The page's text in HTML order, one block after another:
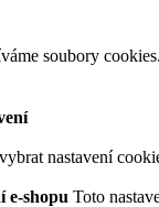
soubory
nastavení
e-shopu Toto